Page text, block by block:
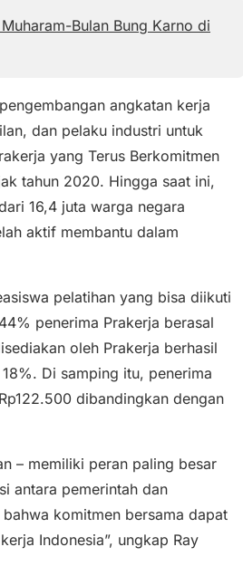
Bulan Bung Karno di
angkatan kerja
dan pelaku industri untuk
yang Terus Berkomitmen
tahun 2020. Hingga saat ini,
16,4 juta warga negara
aktif membantu dalam
pelatihan yang bisa diikuti
penerima Prakerja berasal
oleh Prakerja berhasil
Di samping itu, penerima
dibandingkan dengan
– memiliki peran paling besar
antara pemerintah dan
komitmen bersama dapat
Indonesia”, ungkap Ray